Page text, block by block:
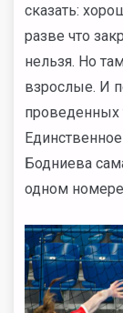
сказать:
разве что
нельзя. Но
взрослые. И
проведенных
Бодниева
одном